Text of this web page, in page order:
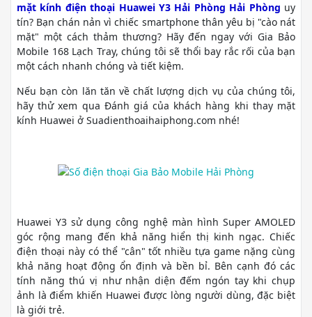
mặt kính điện thoại Huawei Y3 Hải Phòng Hải Phòng uy
tín? Bạn chán nản vì chiếc smartphone thân yêu bị "cào nát
mặt" một cách thảm thương? Hãy đến ngay với Gia Bảo
Mobile 168 Lạch Tray, chúng tôi sẽ thổi bay rắc rối của bạn
một cách nhanh chóng và tiết kiệm.
Nếu bạn còn lăn tăn về chất lượng dịch vụ của chúng tôi,
hãy thử xem qua Đánh giá của khách hàng khi thay mặt
kính Huawei ở Suadienthoaihaiphong.com nhé!
Huawei Y3 sử dụng công nghệ màn hình Super AMOLED
góc rộng mang đến khả năng hiển thị kinh ngạc. Chiếc
điện thoại này có thể "cân" tốt nhiều tựa game nặng cùng
khả năng hoạt động ổn định và bền bỉ. Bên cạnh đó các
tính năng thú vị như nhận diện đếm ngón tay khi chụp
ảnh là điểm khiến Huawei được lòng người dùng, đặc biệt
là giới trẻ.